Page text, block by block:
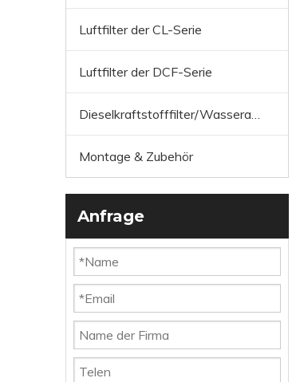
Luftfilter der CL-Serie
Luftfilter der DCF-Serie
Dieselkraftstofffilter/Wasserabscheider
Montage & Zubehör
Anfrage